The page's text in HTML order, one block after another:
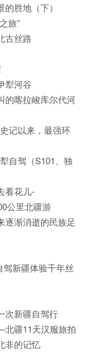
胜地（下）
旅”
古丝路
犁河谷
的喀拉峻库尔代河
记以来，最强环
自驾（S101、独
看花儿-
公里北疆游
逐渐消逝的民族足
驾新疆体验千年丝
次新疆自驾行
北疆11天汉服旅拍
非的记忆